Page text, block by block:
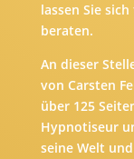
lassen Sie
beraten.
An dieser
von Carsten
über 125
Hypnotiseur
seine Welt